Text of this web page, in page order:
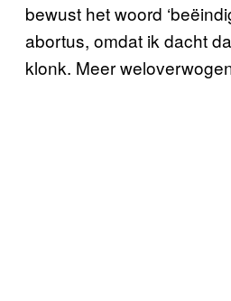
bewust het woord
abortus, omdat ik dacht
klonk. Meer